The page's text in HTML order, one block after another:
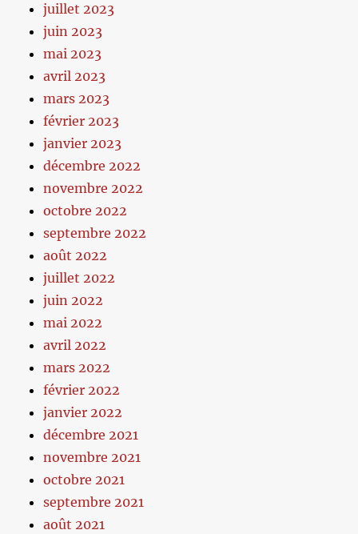
juillet 2023
juin 2023
mai 2023
avril 2023
mars 2023
février 2023
janvier 2023
décembre 2022
novembre 2022
octobre 2022
septembre 2022
août 2022
juillet 2022
juin 2022
mai 2022
avril 2022
mars 2022
février 2022
janvier 2022
décembre 2021
novembre 2021
octobre 2021
septembre 2021
août 2021